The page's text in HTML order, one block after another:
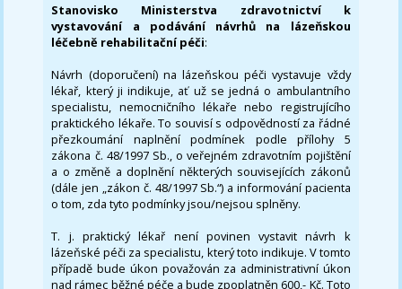
Stanovisko Ministerstva zdravotnictví k
vystavování a podávání návrhů na lázeňskou
léčebně rehabilitační péči:
Návrh (doporučení) na lázeňskou péči vystavuje vždy
lékař, který ji indikuje, ať už se jedná o ambulantního
specialistu, nemocničního lékaře nebo registrujícího
praktického lékaře. To souvisí s odpovědností za řádné
přezkoumání naplnění podmínek podle přílohy 5
zákona č. 48/1997 Sb., o veřejném zdravotním pojištění
a o změně a doplnění některých souvisejících zákonů
(dále jen „zákon č. 48/1997 Sb.“) a informování pacienta
o tom, zda tyto podmínky jsou/nejsou splněny.
T. j. praktický lékař není povinen vystavit návrh k
lázeňské péči za specialistu, který toto indikuje. V tomto
případě bude úkon považován za administrativní úkon
nad rámec běžné péče a bude zpoplatněn 600,- Kč. Toto